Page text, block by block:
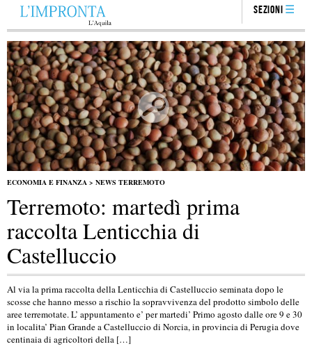
Sezioni
ECONOMIA E FINANZA > NEWS TERREMOTO
Terremoto: martedì prima
raccolta Lenticchia di
Castelluccio
Al via la prima raccolta della Lenticchia di Castelluccio seminata dopo le
scosse che hanno messo a rischio la sopravvivenza del prodotto simbolo delle
aree terremotate. L’ appuntamento e’ per martedi’ Primo agosto dalle ore 9 e 30
in localita’ Pian Grande a Castelluccio di Norcia, in provincia di Perugia dove
centinaia di agricoltori della […]